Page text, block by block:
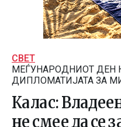
СВЕТ
МЕЃУНАРОДНИОТ ДЕН
ДИПЛОМАТИЈАТА ЗА
Калас:
не смее да се